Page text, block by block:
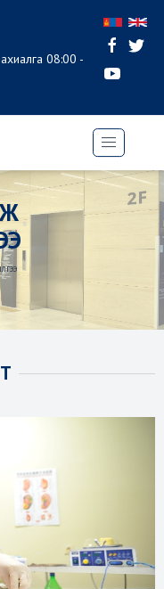
08:00 -